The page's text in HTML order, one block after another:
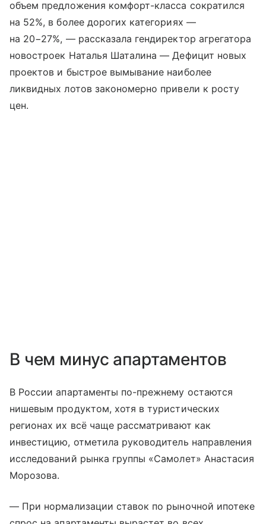
объем предложения комфорт-класса сократился
на 52%, в более дорогих категориях —
на 20−27%, — рассказала гендиректор агрегатора
новостроек Наталья Шаталина — Дефицит новых
проектов и быстрое вымывание наиболее
ликвидных лотов закономерно привели к росту
цен.
В чем минус апартаментов
В России апартаменты по-прежнему остаются
нишевым продуктом, хотя в туристических
регионах их всё чаще рассматривают как
инвестицию, отметила руководитель направления
исследований рынка группы «Самолет» Анастасия
Морозова.
— При нормализации ставок по рыночной ипотеке